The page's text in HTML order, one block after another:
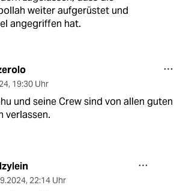
weiter aufgerüstet und
angegriffen hat.
, 19:30 Uhr
und seine Crew sind von allen guten
verlassen.
, 22:14 Uhr